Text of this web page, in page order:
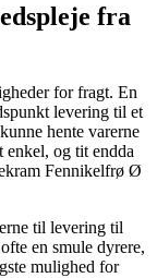
fra
for fragt. En
levering til et
hente varerne
enkel, og tit endda
Fennikelfrø Ø
til levering til
en smule dyrere,
mulighed for